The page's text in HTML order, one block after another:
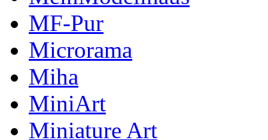
MF-Pur
Microrama
Miha
MiniArt
Miniature Art